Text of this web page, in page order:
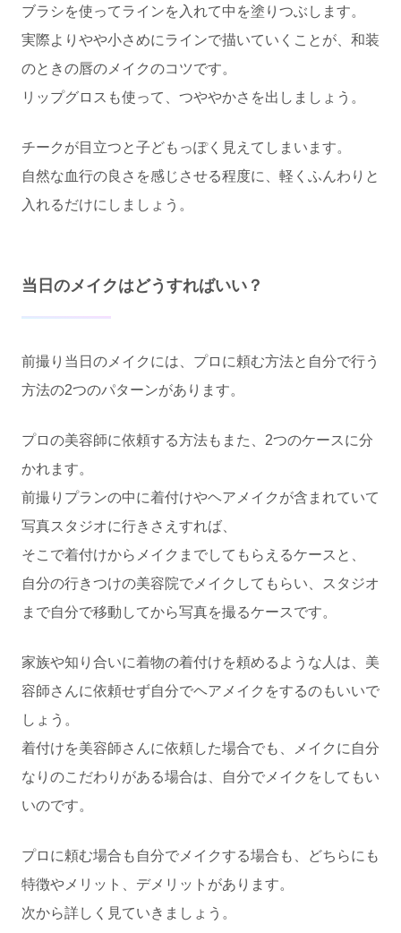
ブラシを使ってラインを入れて中を塗りつぶします。
実際よりやや小さめにラインで描いていくことが、和装
のときの唇のメイクのコツです。
リップグロスも使って、つややかさを出しましょう。
チークが目立つと子どもっぽく見えてしまいます。
自然な血行の良さを感じさせる程度に、軽くふんわりと
入れるだけにしましょう。
当日のメイクはどうすればいい？
前撮り当日のメイクには、プロに頼む方法と自分で行う
方法の2つのパターンがあります。
プロの美容師に依頼する方法もまた、2つのケースに分
かれます。
前撮りプランの中に着付けやヘアメイクが含まれていて
写真スタジオに行きさえすれば、
そこで着付けからメイクまでしてもらえるケースと、
自分の行きつけの美容院でメイクしてもらい、スタジオ
まで自分で移動してから写真を撮るケースです。
家族や知り合いに着物の着付けを頼めるような人は、美
容師さんに依頼せず自分でヘアメイクをするのもいいで
しょう。
着付けを美容師さんに依頼した場合でも、メイクに自分
なりのこだわりがある場合は、自分でメイクをしてもい
いのです。
プロに頼む場合も自分でメイクする場合も、どちらにも
特徴やメリット、デメリットがあります。
次から詳しく見ていきましょう。